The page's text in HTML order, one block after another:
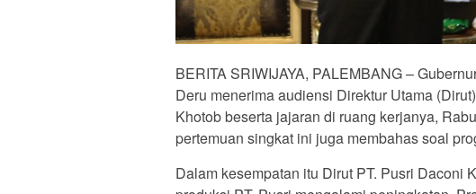
BERITA SRIWIJAYA, PALEMBANG –
Deru menerima audiensi Direktur Utama
Khotob beserta jajaran di ruang kerjanya,
pertemuan singkat ini juga membahas soal
Dalam kesempatan itu Dirut PT. Pusri Daconi